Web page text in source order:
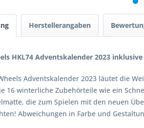
Herstellerangaben
HKL74 Adventskalender 2023
Adventskalender 2023 läutet die
16 winterliche Zubehörteile wie ein
die zum Spielen mit den neuen
Abweichungen in Farbe und